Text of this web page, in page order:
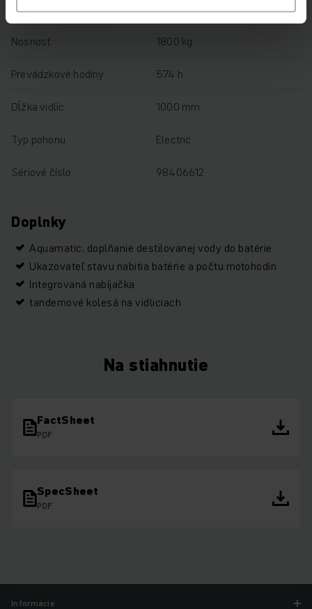
Výška zdvihu 122 mm
Nosnosť 1800 kg
Prevádzkové hodiny 574 h
Dĺžka vidlíc 1000 mm
Typ pohonu Electric
Sériové číslo 98406612
Doplnky
Aquamatic, doplňanie destilovanej vody do batérie
Ukazovateľ stavu nabitia batérie a počtu motohodín
Integrovaná nabíjačka
tandemové kolesá na vidliciach
Na stiahnutie
FactSheet
PDF
SpecSheet
PDF
Informácie